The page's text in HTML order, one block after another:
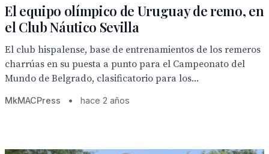
El equipo olímpico de Uruguay de remo, en
el Club Náutico Sevilla
El club hispalense, base de entrenamientos de los remeros
charrúas en su puesta a punto para el Campeonato del
Mundo de Belgrado, clasificatorio para los...
MkMACPress • hace 2 años